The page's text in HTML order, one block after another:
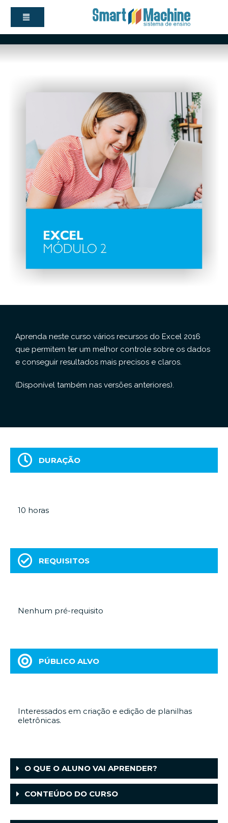
Aprenda neste curso vários recursos do Excel 2016
que permitem ter um melhor controle sobre os dados
e conseguir resultados mais precisos e claros.
(Disponível também nas versões anteriores).
DURAÇÃO
10 horas
REQUISITOS
Nenhum pré-requisito
PÚBLICO ALVO
Interessados em criação e edição de planilhas
eletrônicas.
O QUE O ALUNO VAI APRENDER?
CONTEÚDO DO CURSO